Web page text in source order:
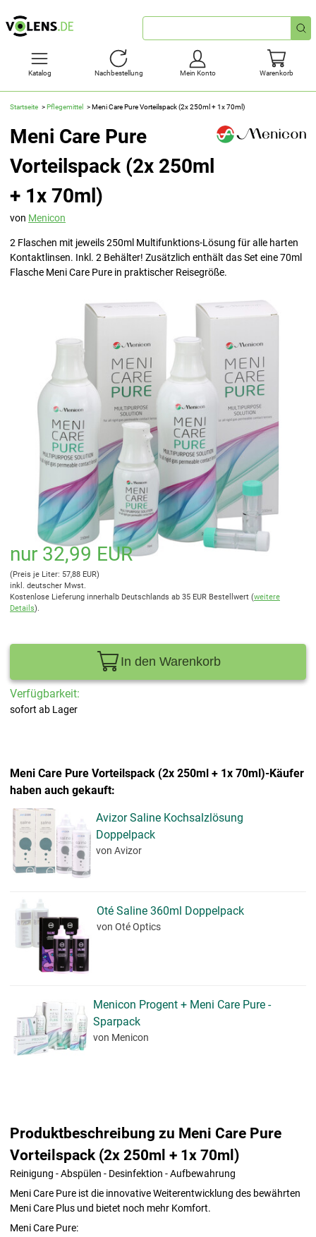
Schnellsuche
Katalog Nachbestellung Mein Konto Warenkorb
Startseite Pflegemittel Meni Care Pure Vorteilspack (2x 250ml + 1x 70ml)
Meni Care Pure
Vorteilspack (2x 250ml
+ 1x 70ml)
von Menicon
2 Flaschen mit jeweils 250ml Multifunktions-Lösung für alle harten
Kontaktlinsen. Inkl. 2 Behälter! Zusätzlich enthält das Set eine 70ml
Flasche Meni Care Pure in praktischer Reisegröße.
nur 32,99 EUR
(Preis je Liter: 57,88 EUR)
inkl. deutscher Mwst.
Kostenlose Lieferung innerhalb Deutschlands ab 35 EUR Bestellwert (weitere
Details).
In den Warenkorb
Verfügbarkeit:
sofort ab Lager
Meni Care Pure Vorteilspack (2x 250ml + 1x 70ml)-Käufer
haben auch gekauft:
Avizor Saline Kochsalzlösung
Doppelpack
von Avizor
Oté Saline 360ml Doppelpack
von Oté Optics
Menicon Progent + Meni Care Pure -
Sparpack
von Menicon
Produktbeschreibung zu Meni Care Pure
Vorteilspack (2x 250ml + 1x 70ml)
Reinigung - Abspülen - Desinfektion - Aufbewahrung
Meni Care Pure ist die innovative Weiterentwicklung des bewährten
Meni Care Plus und bietet noch mehr Komfort.
Meni Care Pure: